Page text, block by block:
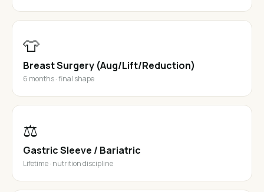
👕
Breast Surgery (Aug/Lift/Reduction)
6 months · final shape
⚖️
Gastric Sleeve / Bariatric
Lifetime · nutrition discipline